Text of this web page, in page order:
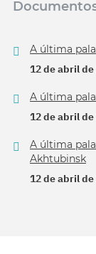
A última
12 de abril de
A última
12 de abril de
A última
Akhtubinsk
12 de abril de